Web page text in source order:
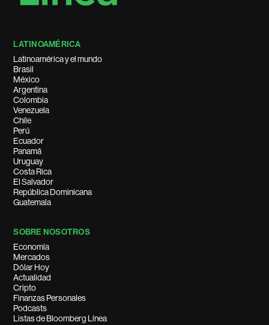
LATINOAMÉRICA
Latinoamérica y el mundo
Brasil
México
Argentina
Colombia
Venezuela
Chile
Perú
Ecuador
Panamá
Uruguay
Costa Rica
El Salvador
República Dominicana
Guatemala
SOBRE NOSOTROS
Economía
Mercados
Dólar Hoy
Actualidad
Cripto
Finanzas Personales
Podcasts
Listas de Bloomberg Línea